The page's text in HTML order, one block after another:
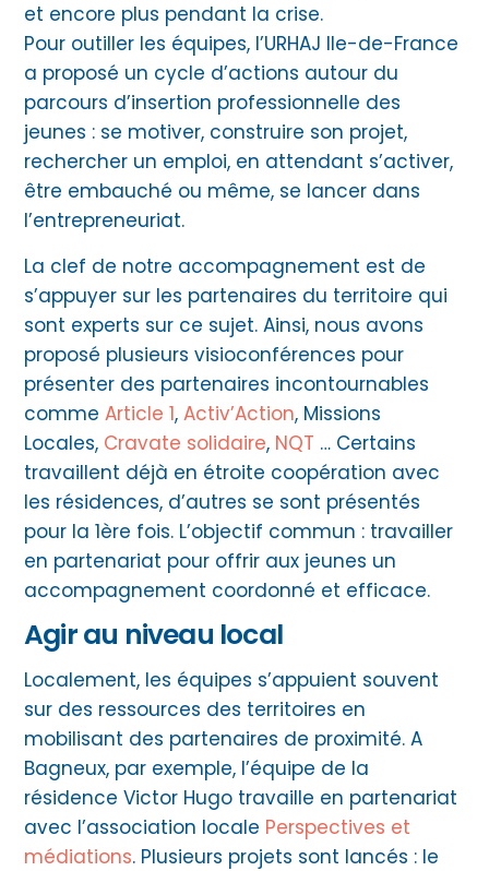
et encore plus pendant la crise.
Pour outiller les équipes, l’URHAJ Ile-de-France
a proposé un cycle d’actions autour du
parcours d’insertion professionnelle des
jeunes : se motiver, construire son projet,
rechercher un emploi, en attendant s’activer,
être embauché ou même, se lancer dans
l’entrepreneuriat.
La clef de notre accompagnement est de
s’appuyer sur les partenaires du territoire qui
sont experts sur ce sujet. Ainsi, nous avons
proposé plusieurs visioconférences pour
présenter des partenaires incontournables
comme Article 1, Activ’Action, Missions
Locales, Cravate solidaire, NQT … Certains
travaillent déjà en étroite coopération avec
les résidences, d’autres se sont présentés
pour la 1ère fois. L’objectif commun : travailler
en partenariat pour offrir aux jeunes un
accompagnement coordonné et efficace.
Agir au niveau local
Localement, les équipes s’appuient souvent
sur des ressources des territoires en
mobilisant des partenaires de proximité. A
Bagneux, par exemple, l’équipe de la
résidence Victor Hugo travaille en partenariat
avec l’association locale Perspectives et
médiations. Plusieurs projets sont lancés : le